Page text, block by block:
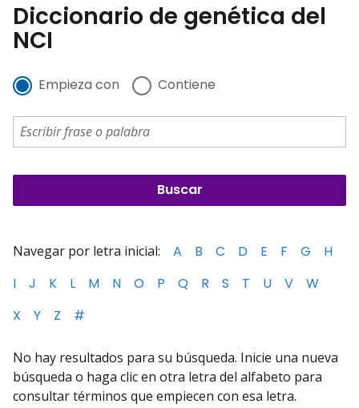
Diccionario de genética del
NCI
Empieza con Contiene
Navegar por letra inicial: A B C D E F G
H
I
J K L M N O P Q R S T U V
W
X
Y Z #
No hay resultados para su búsqueda. Inicie una nueva
búsqueda o haga clic en otra letra del alfabeto para
consultar términos que empiecen con esa letra.